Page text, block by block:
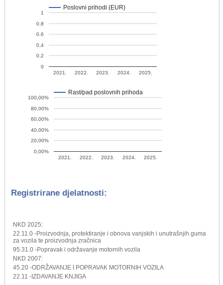
Poslovni prihodi (EUR)
2021. 2022. 2023. 2024. 2025.
0
0,2
0,4
0,6
0,8
1
Rast/pad poslovnih prihoda
2021. 2022. 2023. 2024. 2025.
0,00%
20,00%
40,00%
60,00%
80,00%
100,00%
Registrirane djelatnosti:
NKD 2025:
22.11.0 -Proizvodnja, protektiranje i obnova vanjskih i unutrašnjih guma
za vozila te proizvodnja zračnica
95.31.0 -Popravak i održavanje motornih vozila
NKD 2007:
45.20 -ODRŽAVANJE I POPRAVAK MOTORNIH VOZILA
22.11 -IZDAVANJE KNJIGA